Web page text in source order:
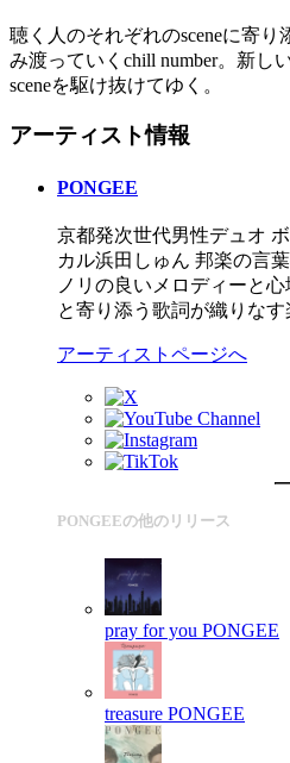
聴く人のそれぞれのsceneに寄
み渡っていくchill number。新し
sceneを駆け抜けてゆく。
アーティスト情報
PONGEE
京都発次世代男性デュオ
カル浜田しゅん 邦楽の言
ノリの良いメロディーと
と寄り添う歌詞が織りなす
アーティストページへ
PONGEEの他のリリース
pray for you PONGEE
treasure PONGEE